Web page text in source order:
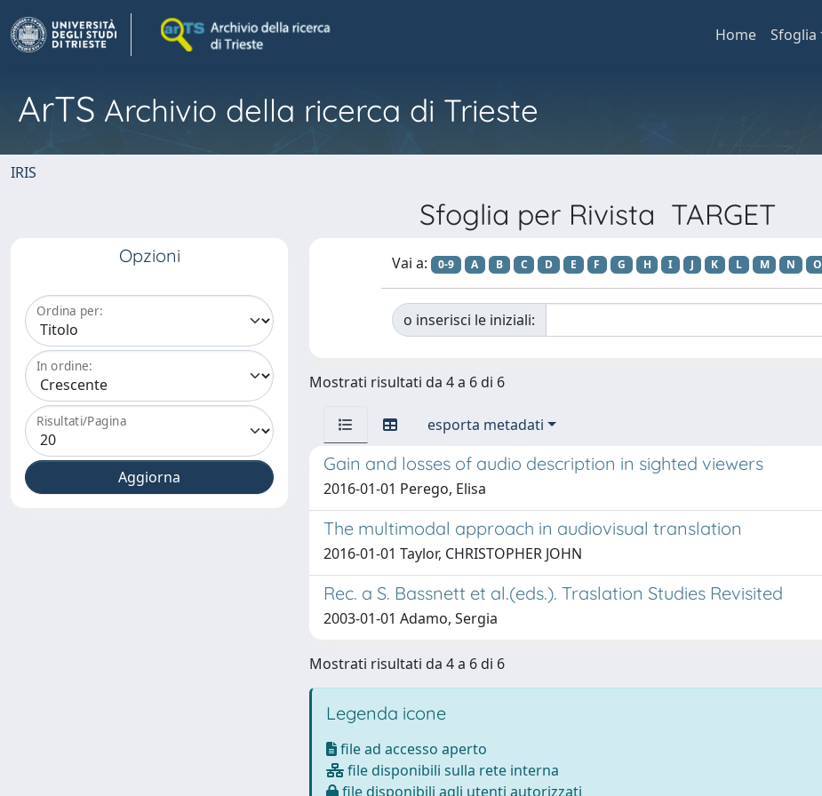
Home Sfoglia
ArTS Archivio della ricerca di Trieste
IRIS
Sfoglia per Rivista TARGET
Opzioni
Ordina per:
In ordine:
Risultati/Pagina
Vai a: 0-9 A B C D E F G H I J K L M N O
o inserisci le iniziali:
Mostrati risultati da 4 a 6 di 6
esporta metadati
Gain and losses of audio description in sighted viewers
2016-01-01 Perego, Elisa
The multimodal approach in audiovisual translation
2016-01-01 Taylor, CHRISTOPHER JOHN
Rec. a S. Bassnett et al.(eds.). Traslation Studies Revisited
2003-01-01 Adamo, Sergia
Mostrati risultati da 4 a 6 di 6
Legenda icone
file ad accesso aperto
file disponibili sulla rete interna
file disponibili agli utenti autorizzati